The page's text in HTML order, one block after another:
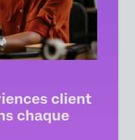
client
chaque